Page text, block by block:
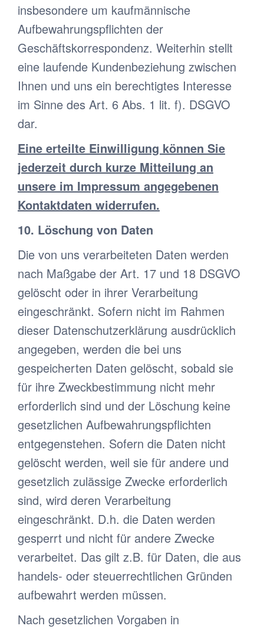
insbesondere um kaufmännische
Aufbewahrungspflichten der
Geschäftskorrespondenz. Weiterhin stellt
eine laufende Kundenbeziehung zwischen
Ihnen und uns ein berechtigtes Interesse
im Sinne des Art. 6 Abs. 1 lit. f). DSGVO
dar.
Eine erteilte Einwilligung können Sie
jederzeit durch kurze Mitteilung an
unsere im Impressum angegebenen
Kontaktdaten widerrufen.
10. Löschung von Daten
Die von uns verarbeiteten Daten werden
nach Maßgabe der Art. 17 und 18 DSGVO
gelöscht oder in ihrer Verarbeitung
eingeschränkt. Sofern nicht im Rahmen
dieser Datenschutzerklärung ausdrücklich
angegeben, werden die bei uns
gespeicherten Daten gelöscht, sobald sie
für ihre Zweckbestimmung nicht mehr
erforderlich sind und der Löschung keine
gesetzlichen Aufbewahrungspflichten
entgegenstehen. Sofern die Daten nicht
gelöscht werden, weil sie für andere und
gesetzlich zulässige Zwecke erforderlich
sind, wird deren Verarbeitung
eingeschränkt. D.h. die Daten werden
gesperrt und nicht für andere Zwecke
verarbeitet. Das gilt z.B. für Daten, die aus
handels- oder steuerrechtlichen Gründen
aufbewahrt werden müssen.
Nach gesetzlichen Vorgaben in